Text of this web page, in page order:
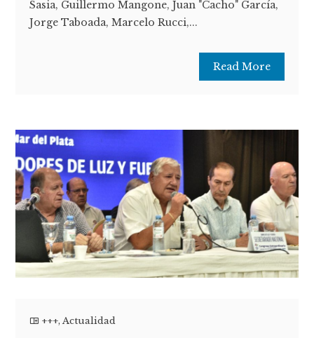
Sasia, Guillermo Mangone, Juan "Cacho" García,
Jorge Taboada, Marcelo Rucci,...
Read More
+++,Actualidad